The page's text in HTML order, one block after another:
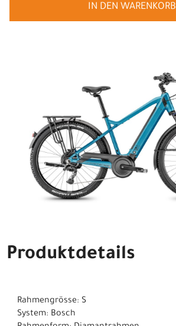
IN DEN WARENKORB
Produktdetails
Rahmengrösse: S
System: Bosch